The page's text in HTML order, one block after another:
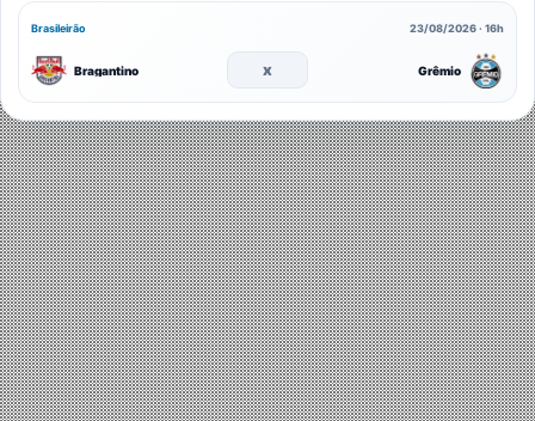
Brasileirão 23/08/2026 · 16h
Bragantino x Grêmio